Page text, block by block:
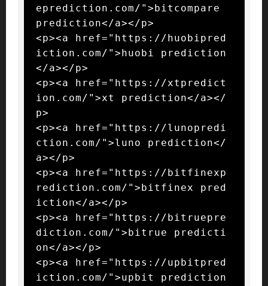
eprediction.com/">bitcompare
prediction</a></p>
<p><a href="https://huobipred
iction.com/">huobi prediction
</a></p>
<p><a href="https://xtpredict
ion.com/">xt prediction</a></
p>
<p><a href="https://lunopredi
ction.com/">luno prediction</
a></p>
<p><a href="https://bitfinexp
rediction.com/">bitfinex pred
iction</a></p>
<p><a href="https://bitruepre
diction.com/">bitrue predicti
on</a></p>
<p><a href="https://upbitpred
iction.com/">upbit prediction